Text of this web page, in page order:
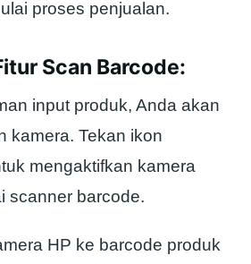
proses penjualan.
Scan Barcode:
input produk, Anda akan
kamera. Tekan ikon
mengaktifkan kamera
scanner barcode.
HP ke barcode produk